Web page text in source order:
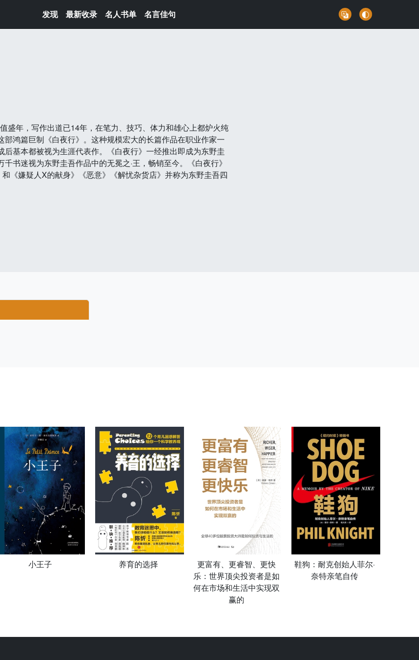
发现 最新收录 名人书单 名言佳句
盛年，写作出道已14年，在笔力、技巧、体力和雄心上都炉火纯
部鸿篇巨制《白夜行》。这种规模宏大的长篇作品在职业作家一
后基本都被视为生涯代表作。《白夜行》一经推出即成为东野圭
书迷视为东野圭吾作品中的无冕之·王，畅销至今。《白夜行》
《嫌疑人X的献身》《恶意》《解忧杂货店》并称为东野圭吾四
小王子 养育的选择
更富有、更睿智、更快
乐：世界顶尖投资者是如
何在市场和生活中实现双
赢的
鞋狗：耐克创始人菲尔·
奈特亲笔自传